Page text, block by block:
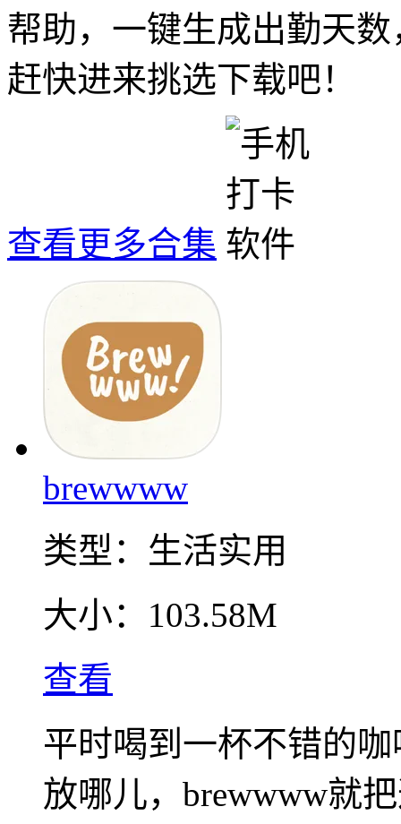
帮助，一键生成出勤天
赶快进来挑选下载吧！
查看更多合集
brewwww
类型： 生活实用
大小： 103.58M
查看
平时喝到一杯不错的
放哪儿，brewwww就